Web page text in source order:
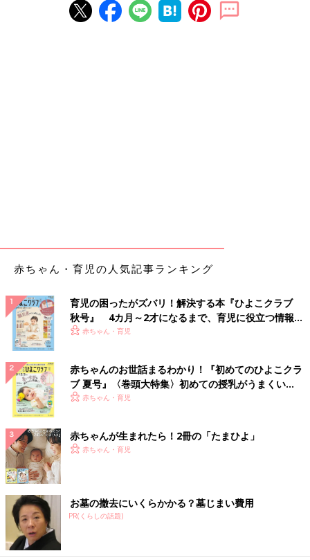
赤ちゃん・育児の人気記事ランキング
育児の困ったがズバリ！解決する本『ひよこクラブ
秋号』 4カ月～2才になるまで、育児に役立つ情報が
いっぱい！
赤ちゃん・育児
赤ちゃんのお世話まるわかり！『初めてのひよこクラ
ブ 夏号』〈巻頭大特集〉初めての授乳がうまくい
く！ おっぱい・ミルクの基本と夏のトラブル 解決テ
赤ちゃん・育児
赤ちゃんが生まれたら！2冊の「たまひよ」
赤ちゃん・育児
お墓の撤去にいくらかかる？墓じまい費用
PR(くらしの話題)